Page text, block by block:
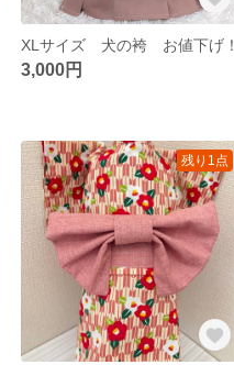
XLサイズ 犬の袴 お値下げ！
3,000円
残り1点